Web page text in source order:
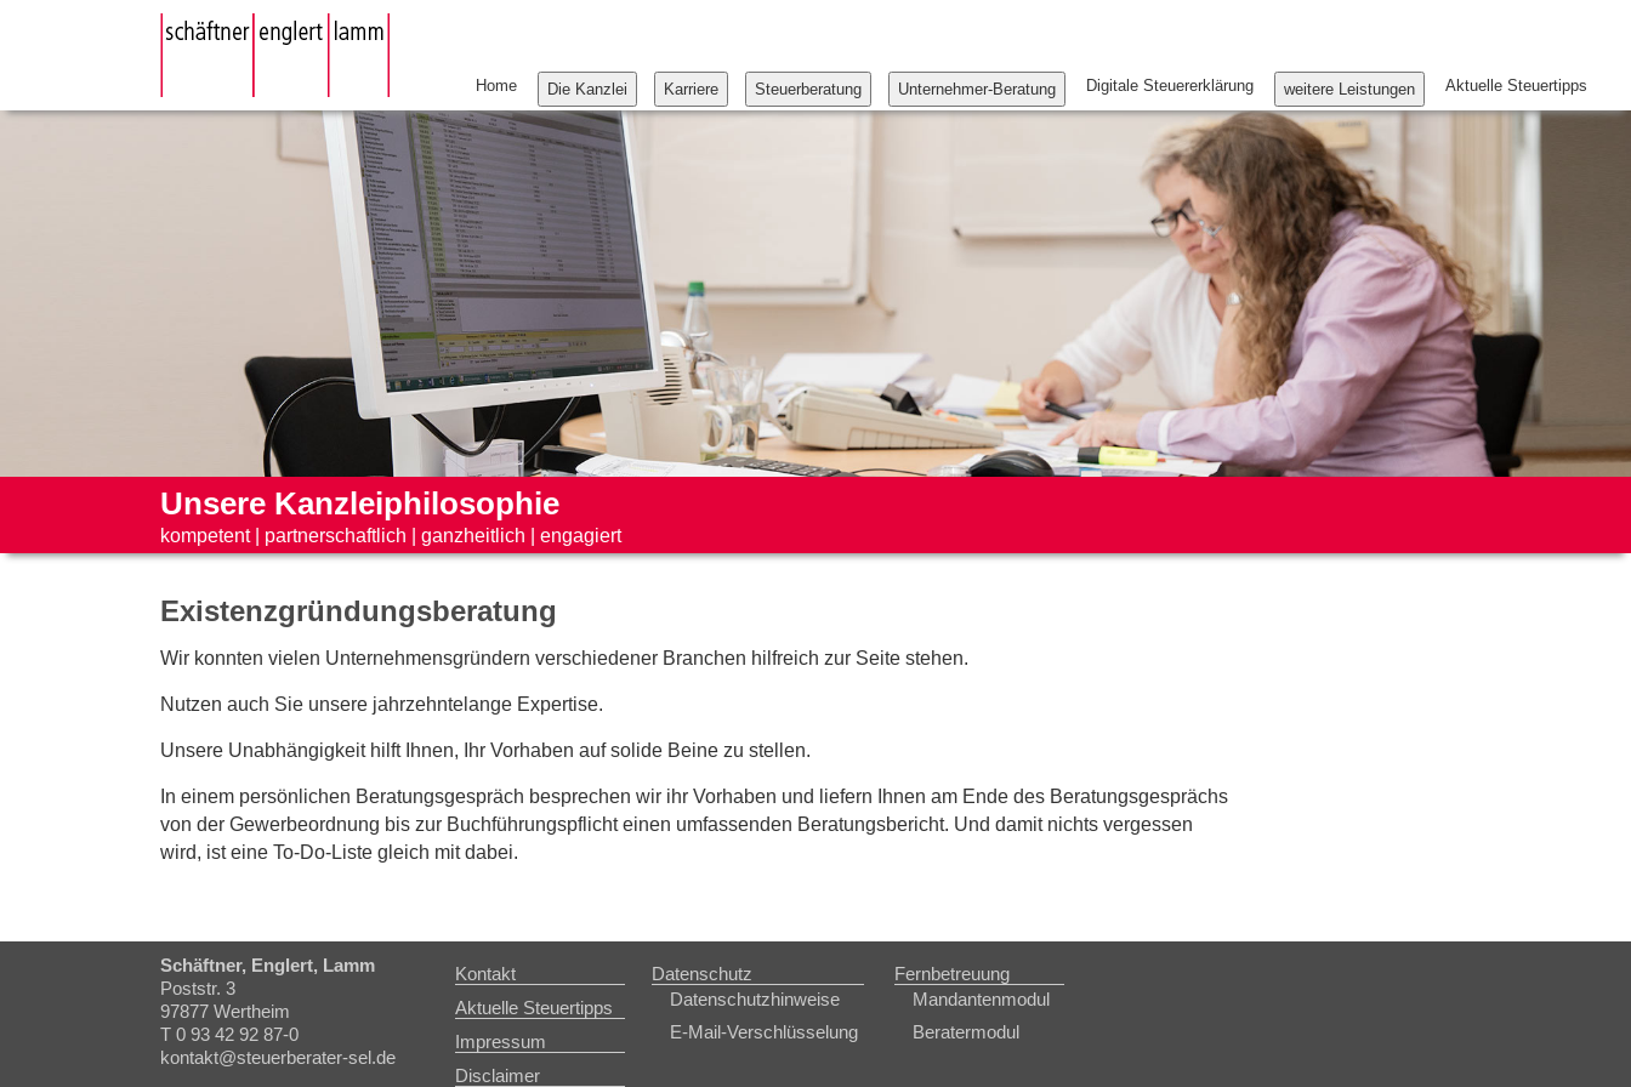
Home Die Kanzlei Karriere Steuerberatung Unternehmer-Beratung Digitale Steuererklärung weitere Leistungen Aktuelle Steuertipps
Unsere Kanzleiphilosophie
kompetent partnerschaftlich ganzheitlich engagiert
Existenzgründungsberatung
Wir konnten vielen Unternehmensgründern verschiedener Branchen hilfreich zur Seite stehen.
Nutzen auch Sie unsere jahrzehntelange Expertise.
Unsere Unabhängigkeit hilft Ihnen, Ihr Vorhaben auf solide Beine zu stellen.
In einem persönlichen Beratungsgespräch besprechen wir ihr Vorhaben und liefern Ihnen am Ende des Beratungsgesprächs
von der Gewerbeordnung bis zur Buchführungspflicht einen umfassenden Beratungsbericht. Und damit nichts vergessen
wird, ist eine To-Do-Liste gleich mit dabei.
Schäftner, Englert, Lamm
Poststr. 3
97877 Wertheim
T 0 93 42 92 87-0
kontakt@steuerberater-sel.de
Kontakt
Aktuelle Steuertipps
Impressum
Disclaimer
Datenschutz
Datenschutzhinweise
E-Mail-Verschlüsselung
Fernbetreuung
Mandantenmodul
Beratermodul